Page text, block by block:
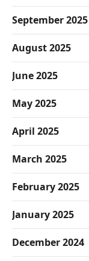
September 2025
August 2025
June 2025
May 2025
April 2025
March 2025
February 2025
January 2025
December 2024